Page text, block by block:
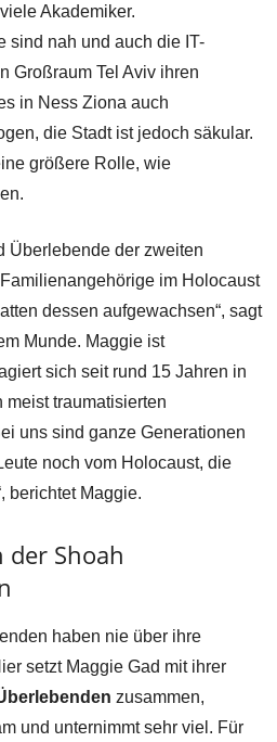
Akademiker.
sind nah und auch die IT-
Großraum Tel Aviv ihren
in Ness Ziona auch
die Stadt ist jedoch säkular.
größere Rolle, wie
Überlebende der zweiten
im Holocaust
dessen aufgewachsen“, sagt
Munde. Maggie ist
sich seit rund 15 Jahren in
meist traumatisierten
uns sind ganze Generationen
noch vom Holocaust, die
berichtet Maggie.
der Shoah
haben nie über ihre
setzt Maggie Gad mit ihrer
zusammen,
und unternimmt sehr viel. Für